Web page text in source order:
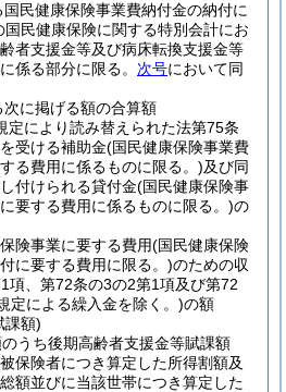
民健康保険事業費納付金の納付に
国民健康保険に関する特別会計にお
者支援金等及び病床転換支援金等
係る部分に限る。 次号において同
に掲げる額の合算額
定により読み替えられた法第75条
受ける補助金(国民健康保険事業費
る費用に係るものに限る。)及び同
付けられる貸付金(国民健康保険事
要する費用に係るものに限る。)の
険事業に要する費用(国民健康保険
に要する費用に限る。)のための収
項、第72条の3の2第1項及び第72
定による繰入金を除く。)の額
課額)
うち後期高齢者支援金等賦課額
保険者につき算定した所得割額及
額並びに当該世帯につき算定した